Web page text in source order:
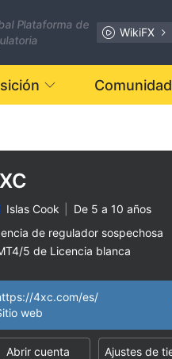
Plataforma de
WikiFX
Comunidad
Islas Cook
De 5 a 10 años
de regulador sospechosa
5 de Licencia blanca
4xc.com/es/
web
Abrir cuenta Ajustes de